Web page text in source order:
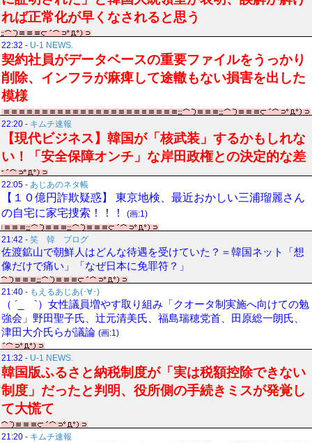
れば正常化が早くなされると思う
22:32 - U-1 NEWS.
契約社員がデータベースの重要ファイルをうっかり
削除、インフラが麻痺して途轍もない損害を出した
模様
22:20 - キムチ速報
【現代ビジネス】韓国が「核武装」するかもしれな
い！「安全保障オンチ」な岸田政権との決定的な差
22:05 - あじあのネタ帳
【１０億円詐欺疑惑】 東京地検、最近おかしい三浦瑠麗さん
の自宅に家宅捜索！！！
(画:1)
21:42 - 笑 韓 ブログ
佐渡鉱山で朝鮮人はどんな待遇を受けていた？＝韓国ネット「想
像だけで痛い」「なぜ日本に免罪符？」
21:40 - もえるあじあ(･∀･)
（ ´_ゝ`）女性議員増やす取り組み「クオータ制実施へ向けての勉
強会」野田聖子氏、辻元清美氏、福島瑞穂党首、田原総一朗氏、
津田大介氏らが議論 (画:1)
21:32 - U-1 NEWS.
韓国版ふるさと納税制度が「実は税額控除できない
制度」だったと判明、役所側の手続きミスが発覚し
て大慌て
21:20 - キムチ速報